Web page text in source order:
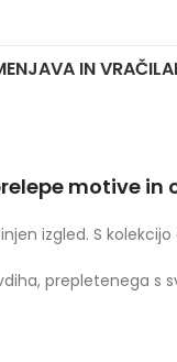
IN VRAČILA
motive
izgled. S
prepletenega s